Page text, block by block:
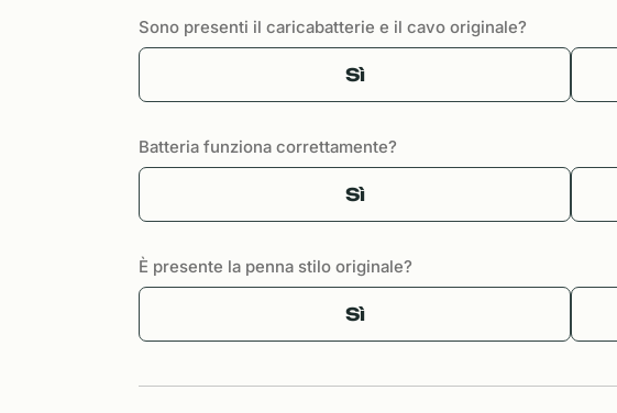
Sono presenti il caricabatterie e il cavo originale?
Sì
Batteria funziona correttamente?
Sì
È presente la penna stilo originale?
Sì